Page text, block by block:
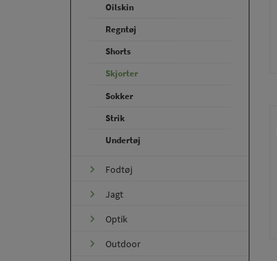
Oilskin
Regntøj
Shorts
Skjorter
Sokker
Strik
Undertøj
Fodtøj
Jagt
Optik
Outdoor